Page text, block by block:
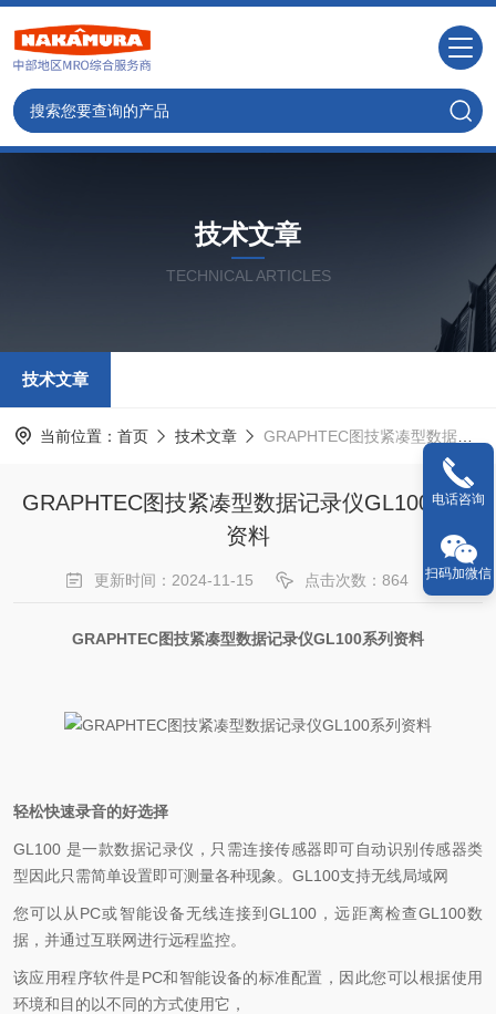
技术文章
TECHNICAL ARTICLES
技术文章
当前位置： 首页 技术文章 GRAPHTEC图技紧凑型数据记录仪GL100系列资料
GRAPHTEC图技紧凑型数据记录仪GL100系列
资料
更新时间：2024-11-15 点击次数：864
GRAPHTEC图技紧凑型数据记录仪GL100系列资料
轻松快速录音的好选择
GL100 是一款数据记录仪，只需连接传感器即可自动识别传感器类
型因此只需简单设置即可测量各种现象。GL100支持无线局域网
您可以从PC或智能设备无线连接到GL100，远距离检查GL100数
据，并通过互联网进行远程监控。
该应用程序软件是PC和智能设备的标准配置，因此您可以根据使用
环境和目的以不同的方式使用它，
电话咨询
扫码加微信